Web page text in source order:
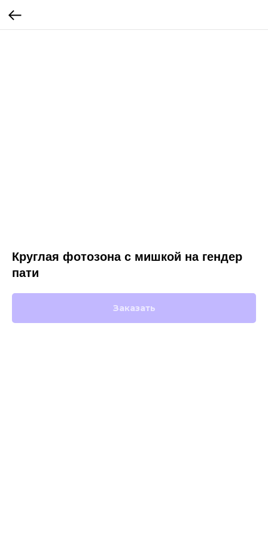
Круглая фотозона с мишкой на гендер
пати
Заказать